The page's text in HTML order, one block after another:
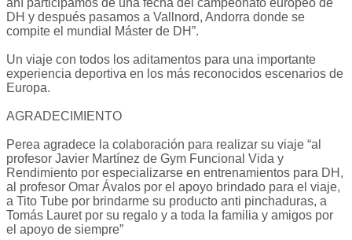
ahí participamos de una fecha del campeonato europeo de
DH y después pasamos a Vallnord, Andorra donde se
compite el mundial Máster de DH”.
Un viaje con todos los aditamentos para una importante
experiencia deportiva en los más reconocidos escenarios de
Europa.
AGRADECIMIENTO
Perea agradece la colaboración para realizar su viaje “al
profesor Javier Martínez de Gym Funcional Vida y
Rendimiento por especializarse en entrenamientos para DH,
al profesor Omar Ávalos por el apoyo brindado para el viaje,
a Tito Tube por brindarme su producto anti pinchaduras, a
Tomás Lauret por su regalo y a toda la familia y amigos por
el apoyo de siempre”